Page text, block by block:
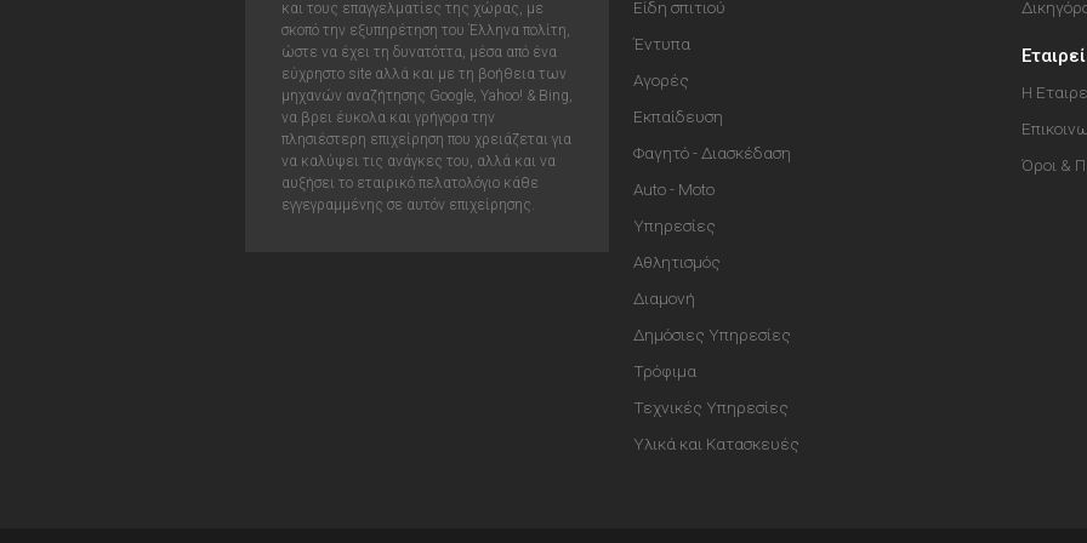
και τους επαγγελματίες της χώρας, με
σκοπό την εξυπηρέτηση του Έλληνα πολίτη,
ώστε να έχει τη δυνατόττα, μέσα από ένα
εύχρηστο site αλλά και με τη βοήθεια των
μηχανών αναζήτησης Google, Yahoo! & Bing,
να βρει έυκολα και γρήγορα την
πλησιέστερη επιχείρηση που χρειάζεται για
να καλύψει τις ανάγκες του, αλλά και να
αυξήσει το εταιρικό πελατολόγιο κάθε
εγγεγραμμένης σε αυτόν επιχείρησης.
Είδη σπιτιού
Έντυπα
Αγορές
Εκπαίδευση
Φαγητό - Διασκέδαση
Auto - Moto
Υπηρεσίες
Αθλητισμός
Διαμονή
Δημόσιες Υπηρεσίες
Τρόφιμα
Τεχνικές Υπηρεσίες
Υλικά και Κατασκευές
Η
Όροι &